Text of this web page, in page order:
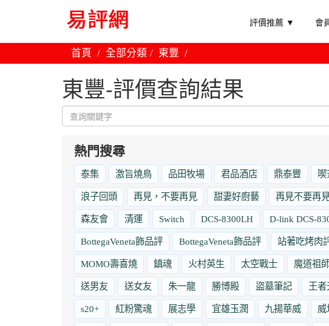
評價推薦 ▼ 會
首頁 全部分類 東豐
東豐-評價查詢結果
熱門搜尋
泰集 激旨燒鳥 品田牧場 君品酒店 鼎泰豐
浪子回頭 再見，不要再見 甜妻好廚藝 再見不要再
森友會 清運 Switch DCS-8300LH D-link DCS-
BottegaVeneta飾品評 BottegaVeneta飾品評 站著吃烤肉
MOMO壽喜燒 鎮魂 火村英生 太空戰士 魔道祖
送男友 送女友 朱一龍 勝博殿 盜墓筆記 王
s20+ 紅粉驚魂 展志學 宜雄玉潤 九揚華威 威